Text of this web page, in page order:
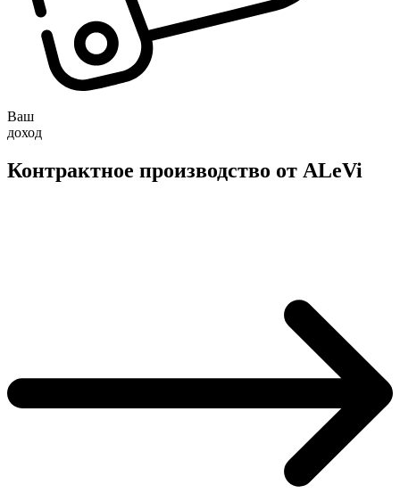
Ваш
доход
Контрактное производство от ALeVi